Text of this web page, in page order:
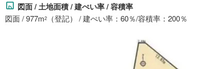
図面 / 土地面積 / 建ぺい率 / 容積率
図面 / 977m2 （登記） / 建ぺい率：60％/容積率：200％